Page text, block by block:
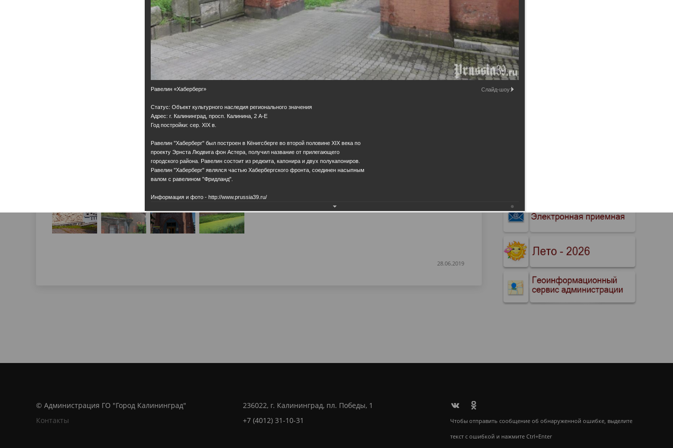
28.06.2019
Мосты
© Администрация ГО "Город Калининград"
Контакты
236022, г. Калининград, пл. Победы, 1
+7 (4012) 31-10-31
Чтобы отправить сообщение об обнаруженной ошибке, выделите
текст с ошибкой и нажмите Ctrl+Enter
Равелин «Хаберберг»
Статус: Объект культурного наследия регионального значения
Адрес: г. Калининград, просп. Калинина, 2 А-Е
Год постройки: сер. ХIХ в.
Равелин "Хаберберг" был построен в Кёнигсберге во второй половине XIX века по
проекту Эрнста Людвига фон Астера, получил название от прилегающего
городского района. Равелин состоит из редюита, капонира и двух полукапониров.
Равелин "Хаберберг" являлся частью Хабербергского фронта, соединен насыпным
валом с равелином "Фридланд".
Информация и фото - http://www.prussia39.ru/
Слайд-шоу: